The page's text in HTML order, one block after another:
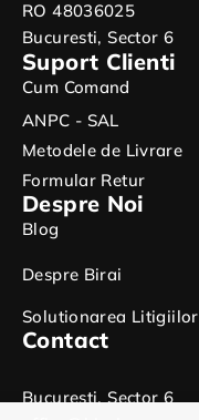
RO 48036025
Bucuresti, Sector 6
Suport Clienti
Cum Comand
ANPC - SAL
Metodele de Livrare
Formular Retur
Despre Noi
Blog
Despre Birai
Solutionarea Litigiilor
Contact
Bucuresti, Sector 6